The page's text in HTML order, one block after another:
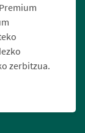
zerbitzua.